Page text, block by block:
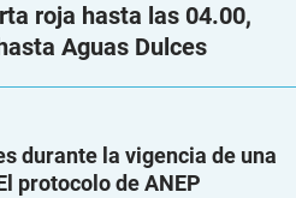
roja hasta las 04.00,
Aguas Dulces
durante la vigencia de una
protocolo de ANEP